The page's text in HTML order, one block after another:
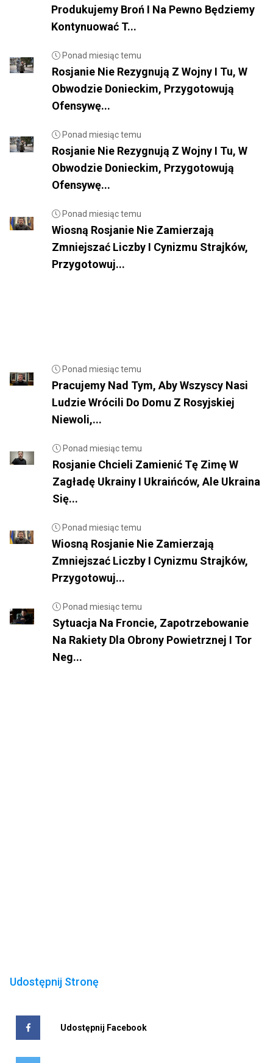
Produkujemy Broń I Na Pewno Będziemy
Kontynuować T...
Ponad miesiąc temu
Rosjanie Nie Rezygnują Z Wojny I Tu, W
Obwodzie Donieckim, Przygotowują
Ofensywę...
Ponad miesiąc temu
Rosjanie Nie Rezygnują Z Wojny I Tu, W
Obwodzie Donieckim, Przygotowują
Ofensywę...
Ponad miesiąc temu
Wiosną Rosjanie Nie Zamierzają
Zmniejszać Liczby I Cynizmu Strajków,
Przygotowuj...
Ponad miesiąc temu
Pracujemy Nad Tym, Aby Wszyscy Nasi
Ludzie Wrócili Do Domu Z Rosyjskiej
Niewoli,...
Ponad miesiąc temu
Rosjanie Chcieli Zamienić Tę Zimę W
Zagładę Ukrainy I Ukraińców, Ale Ukraina
Się...
Ponad miesiąc temu
Wiosną Rosjanie Nie Zamierzają
Zmniejszać Liczby I Cynizmu Strajków,
Przygotowuj...
Ponad miesiąc temu
Sytuacja Na Froncie, Zapotrzebowanie
Na Rakiety Dla Obrony Powietrznej I Tor
Neg...
Udostępnij Stronę
Udostępnij Facebook